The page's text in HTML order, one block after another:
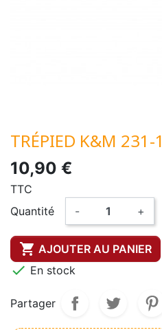
TRÉPIED K&M 231-1
10,90 €
TTC
Quantité
- +
 AJOUTER AU PANIER
 En stock
Partager